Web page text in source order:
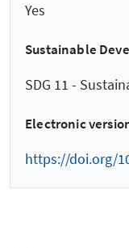
Yes
Sustainable
SDG 11 -
Electronic
https://doi.org/